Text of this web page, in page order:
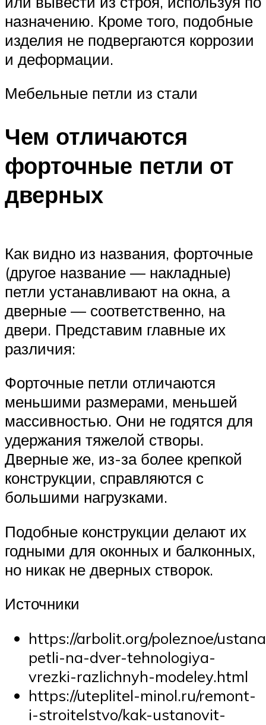
назначению. Кроме того, подобные
изделия не подвергаются коррозии
и деформации.
Мебельные петли из стали
Чем отличаются
форточные петли от
дверных
Как видно из названия, форточные
(другое название — накладные)
петли устанавливают на окна, а
дверные — соответственно, на
двери. Представим главные их
различия:
Форточные петли отличаются
меньшими размерами, меньшей
массивностью. Они не годятся для
удержания тяжелой створы.
Дверные же, из-за более крепкой
конструкции, справляются с
большими нагрузками.
Подобные конструкции делают их
годными для оконных и балконных,
но никак не дверных створок.
Источники
https://arbolit.org/poleznoe/
petli-na-dver-tehnologiya-
vrezki-razlichnyh-modeley.html
https://uteplitel-minol.ru/remont-
i-stroitelstvo/kak-ustanovit-